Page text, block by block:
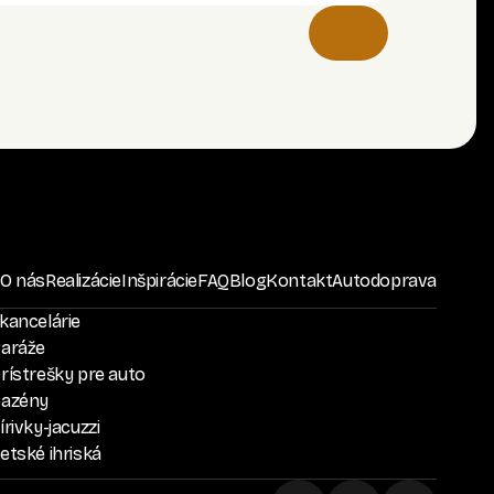
O násRealizácieInšpirácieFAQBlogKontaktAutodoprava
pre auto
jacuzzi
ihriská